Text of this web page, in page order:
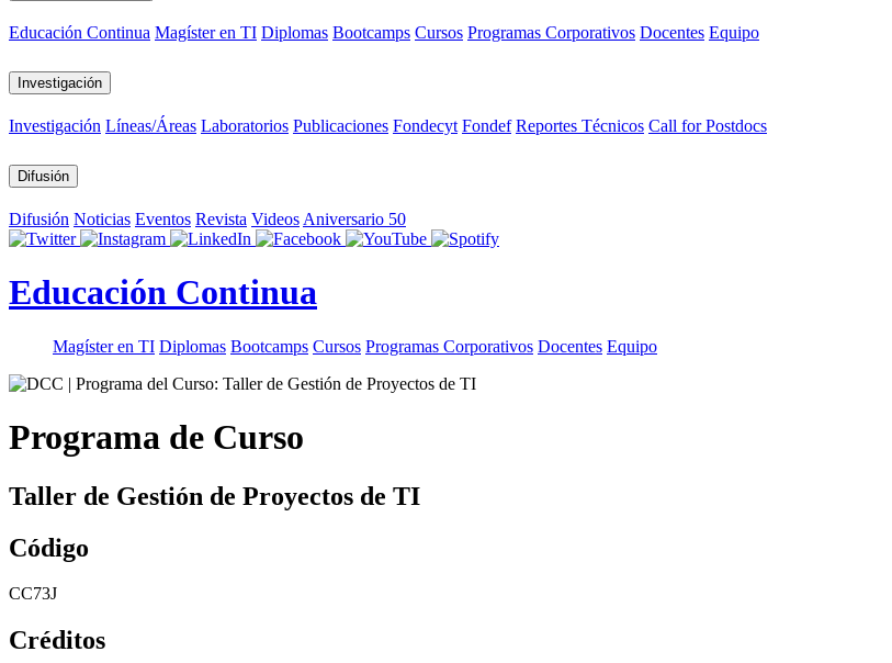
Educación Continua Magíster en TI Diplomas Bootcamps Cursos Programas Corporativos Docentes Equipo
Investigación
Investigación Líneas/Áreas Laboratorios Publicaciones Fondecyt Fondef Reportes Técnicos Call for Postdocs
Difusión
Difusión Noticias Eventos Revista Videos Aniversario 50
Educación Continua
Magíster en TI Diplomas Bootcamps Cursos Programas Corporativos Docentes Equipo
Programa de Curso
Taller de Gestión de Proyectos de TI
Código
CC73J
Créditos